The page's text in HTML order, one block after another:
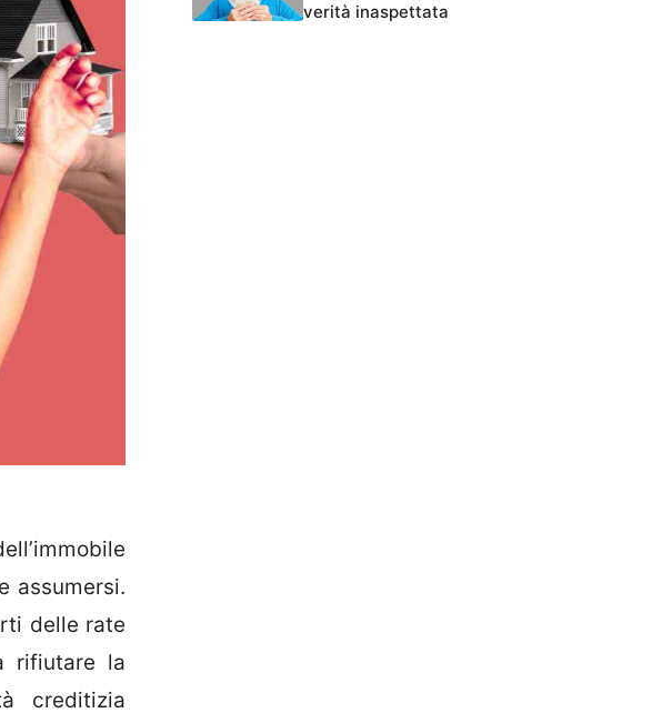
assumersi.
delle rate
rifiutare la
creditizia
verità inaspettata